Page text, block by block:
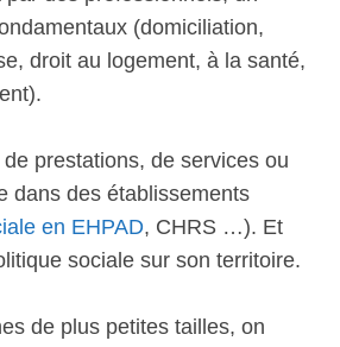
(domiciliation,
droit au logement, à la santé,
prestations, de services ou
dans des établissements
en EHPAD, CHRS …). Et
sociale sur son territoire.
de plus petites tailles, on